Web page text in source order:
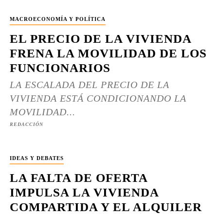
MACROECONOMÍA Y POLÍTICA
EL PRECIO DE LA VIVIENDA
FRENA LA MOVILIDAD DE LOS
FUNCIONARIOS
LA ESCALADA DEL PRECIO DE LA
VIVIENDA ESTÁ CONDICIONANDO LA
MOVILIDAD...
REDACCIÓN
IDEAS Y DEBATES
LA FALTA DE OFERTA
IMPULSA LA VIVIENDA
COMPARTIDA Y EL ALQUILER